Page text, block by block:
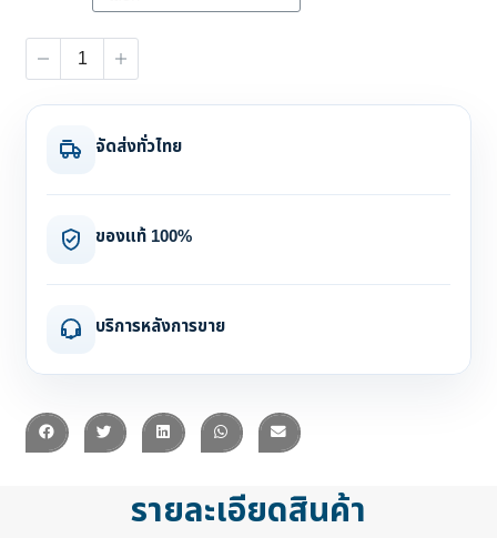
จัดส่งทั่วไทย
ของแท้ 100%
บริการหลังการขาย
รายละเอียดสินค้า